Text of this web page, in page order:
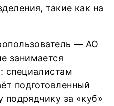
такие как на
― АО
занимается
специалистам
подготовленный
подрядчику за «куб»